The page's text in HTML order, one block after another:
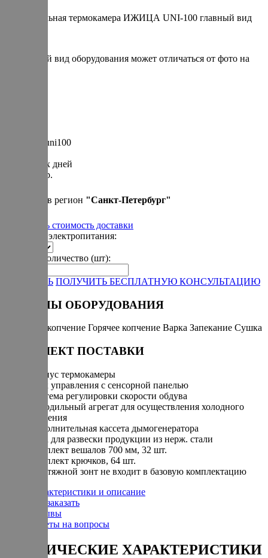
Универсальная термокамера ИЖИЦА UNI-100 главный вид
* итоговый вид оборудования может отличаться от фото на
Артикул: uni100
30 рабочих дней
1 200 000 р.
Привезем в регион "Санкт-Петербург"
Рассчитать стоимость доставки
Варианты электропитания:
Укажите количество (шт):
ЗАКАЗАТЬ ПОЛУЧИТЬ БЕСПЛАТНУЮ КОНСУЛЬТАЦИЮ
РЕЖИМЫ ОБОРУДОВАНИЯ
Холодное копчение Горячее копчение Варка Запекание Сушка
КОМПЛЕКТ ПОСТАВКИ
Корпус термокамеры
Блок управления с сенсорной панелью
Система регулировки скорости обдува
Холодильный агрегат для осуществления холодного
копчения
Дополнительная кассета дымогенератора
Рама для развески продукции из нерж. стали
Комплект вешалов 700 мм, 32 шт.
Комплект крючков, 64 шт.
* вытяжной зонт не входит в базовую комплектацию
Характеристики и описание
Как заказать
Отзывы
Ответы на вопросы
ТЕХНИЧЕСКИЕ ХАРАКТЕРИСТИКИ